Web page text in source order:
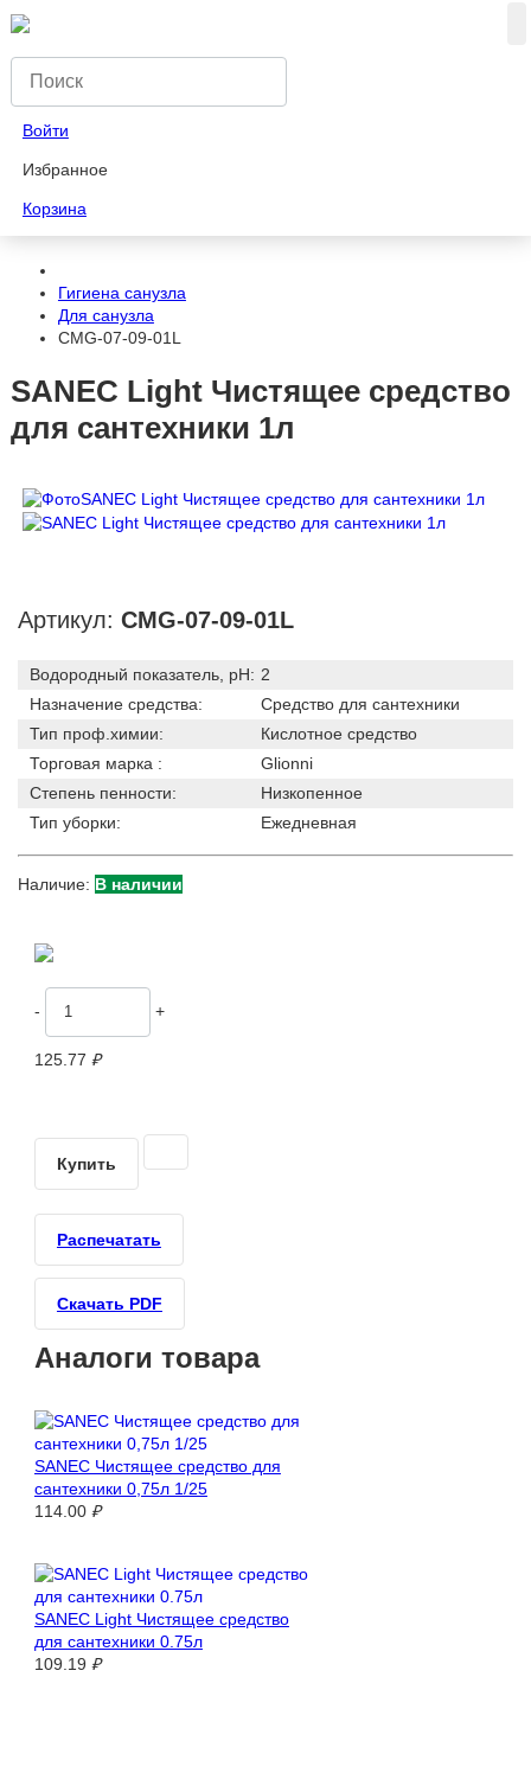
Войти
Избранное
Корзина
Гигиена санузла
Для санузла
CMG-07-09-01L
SANEC Light Чистящее средство
для сантехники 1л
Артикул: CMG-07-09-01L
Водородный показатель, pH: 2
Назначение средства:
Средство для сантехники
Тип проф.химии:
Кислотное средство
Торговая марка :
Glionni
Степень пенности:
Низкопенное
Тип уборки:
Ежедневная
Наличие: В наличии
- +
125.77 ₽
Купить
Распечатать
Скачать PDF
Аналоги товара
SANEC Чистящее средство для
сантехники 0,75л 1/25
114.00 ₽
SANEC Light Чистящее средство
для сантехники 0.75л
109.19 ₽